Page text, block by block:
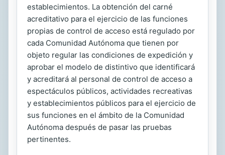
establecimientos. La obtención del carné
acreditativo para el ejercicio de las funciones
propias de control de acceso está regulado por
cada Comunidad Autónoma que tienen por
objeto regular las condiciones de expedición y
aprobar el modelo de distintivo que identificará
y acreditará al personal de control de acceso a
espectáculos públicos, actividades recreativas
y establecimientos públicos para el ejercicio de
sus funciones en el ámbito de la Comunidad
Autónoma después de pasar las pruebas
pertinentes.